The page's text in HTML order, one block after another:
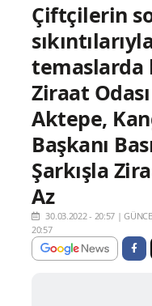
Çiftçilerin
temaslarda
Ziraat
Aktepe,
Başkanı
Şarkışla
Az
30.03.2022 - 20:57 |
20:57